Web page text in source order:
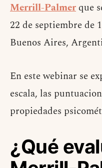
Merrill-Palmer que
22 de septiembre de
Buenos Aires,
En este webinar se
escala, las
propiedades
¿Qué